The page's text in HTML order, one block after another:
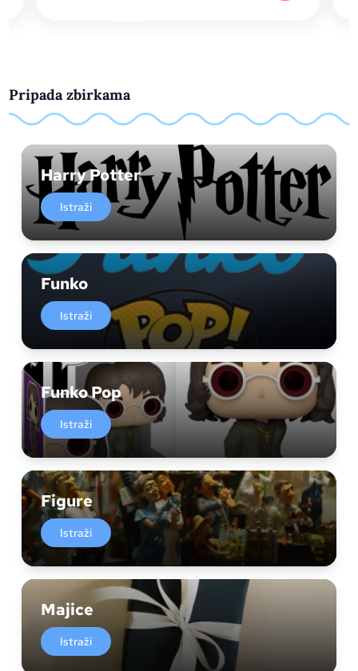
Pripada zbirkama
Harry Potter
Istraži
Funko
Istraži
Funko Pop
Istraži
Figure
Istraži
Majice
Istraži